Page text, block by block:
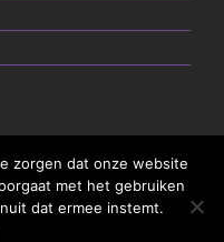
zorgen dat onze website
met het gebruiken
dat ermee instemt.